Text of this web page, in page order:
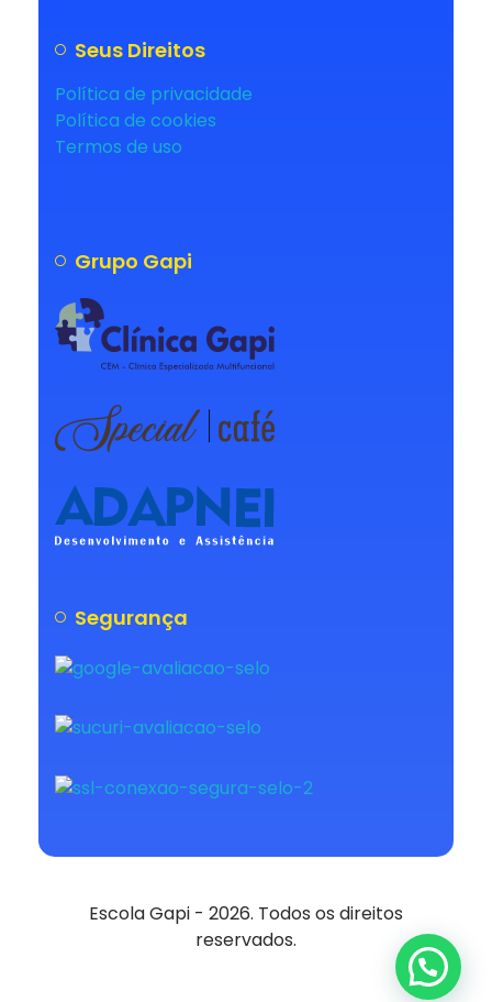
Seus Direitos
Política de privacidade
Política de cookies
Termos de uso
Grupo Gapi
Segurança
Escola Gapi - 2026. Todos os direitos
reservados.